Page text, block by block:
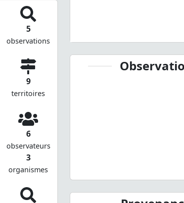
5
observations
9
territoires
6
observateurs
3
organismes